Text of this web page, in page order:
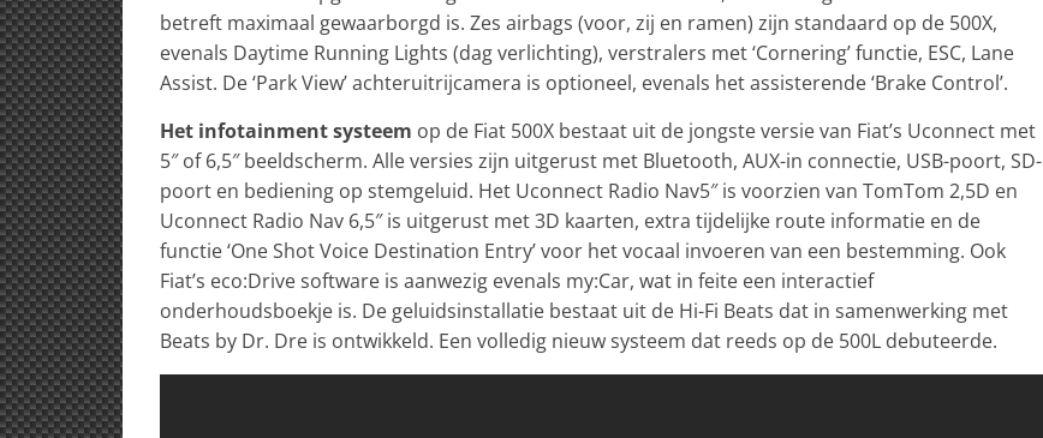
betreft maximaal gewaarborgd is. Zes airbags (voor, zij en ramen) zijn standaard op de 500X,
evenals Daytime Running Lights (dag verlichting), verstralers met ‘Cornering’ functie, ESC, Lane
Assist. De ‘Park View’ achteruitrijcamera is optioneel, evenals het assisterende ‘Brake Control’.
Het infotainment systeem op de Fiat 500X bestaat uit de jongste versie van Fiat’s Uconnect met
5″ of 6,5″ beeldscherm. Alle versies zijn uitgerust met Bluetooth, AUX-in connectie, USB-poort, SD-
poort en bediening op stemgeluid. Het Uconnect Radio Nav5″ is voorzien van TomTom 2,5D en
Uconnect Radio Nav 6,5″ is uitgerust met 3D kaarten, extra tijdelijke route informatie en de
functie ‘One Shot Voice Destination Entry’ voor het vocaal invoeren van een bestemming. Ook
Fiat’s eco:Drive software is aanwezig evenals my:Car, wat in feite een interactief
onderhoudsboekje is. De geluidsinstallatie bestaat uit de Hi-Fi Beats dat in samenwerking met
Beats by Dr. Dre is ontwikkeld. Een volledig nieuw systeem dat reeds op de 500L debuteerde.